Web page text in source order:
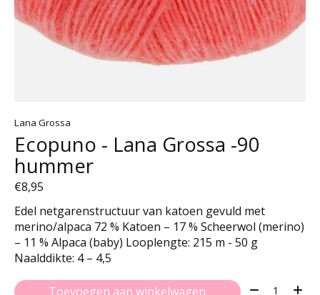
Lana Grossa
Ecopuno - Lana Grossa -90
hummer
€8,95
Edel netgarenstructuur van katoen gevuld met
merino/alpaca 72 % Katoen – 17 % Scheerwol (merino)
– 11 % Alpaca (baby) Looplengte: 215 m - 50 g
Naalddikte: 4 – 4,5
Toevoegen aan winkelwagen Aantal: